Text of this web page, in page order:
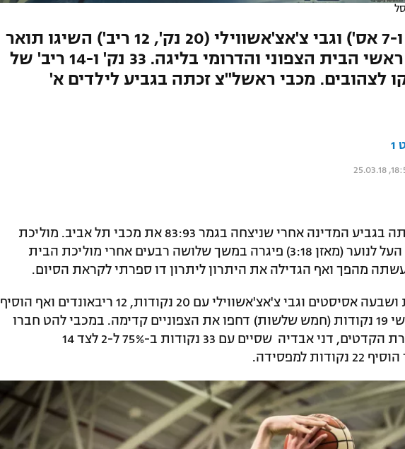
איל ונדל (22 נק' ו-7 אס') וגבי צ'אצ'אשווילי (20 נק', 12 ריב') השיגו תואר
ראשון בקרב בין ראשי הבית הצפוני והדרומי בליגה. 33 נק' ו-14 ריב' של
לצהובים. מכבי ראשל"צ זכתה בגביע לילדים א'
הפועל עמק יזרעאל זכתה בגביע המדינה אחרי שניצחה בגמר 83:93 את מכבי תל אביב. מוליכת
הבית הצפוני של ליגת העל לנוער (מאזן 3:18) פיגרה במשך שלושה רבעים אחרי מוליכת הבית
איל ונדל עם 22 נקודות ושבעה אסיסטים וגבי צ'אצ'אשווילי עם 20 נקודות, 12 ריבאונדים ואף הוסיף
שבע חסימות ושלו לוגשי 19 נקודות (חמש שלשות) דחפו את הצפוניים קדימה. במכבי להט חברו
של צ'אצ'אשווילי לנבחרת הקדטים, דני אבדיה שסיים עם 33 נקודות ב-75% ל-2 לצד 14
למפסידה.